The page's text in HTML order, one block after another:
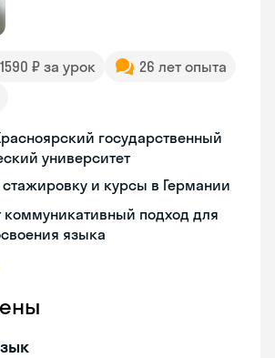
₽ за урок
26 лет опыта
государственный
университет
и курсы в Германии
коммуникативный подход для
языка